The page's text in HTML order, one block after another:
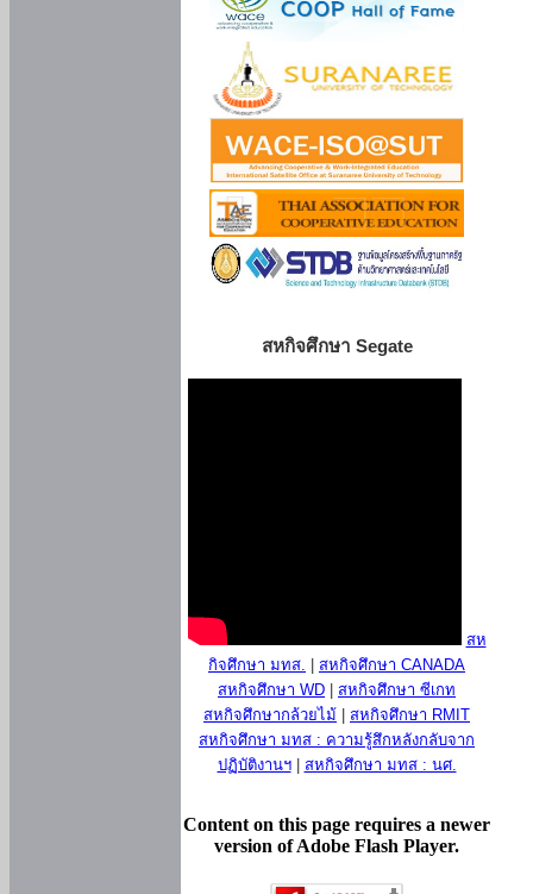
สหกิจศึกษา Segate
สห
กิจศึกษา มทส.
สหกิจศึกษา CANADA
สหกิจศึกษา WD
สหกิจศึกษา ซีเกท
สหกิจศึกษากล้วยไม้
สหกิจศึกษา RMIT
สหกิจศึกษา มทส : ความรู้สึกหลังกลับจาก
ปฏิบัติงานฯ| สหกิจศึกษา มทส : นศ.
Content on this page requires a newer
version of Adobe Flash Player.